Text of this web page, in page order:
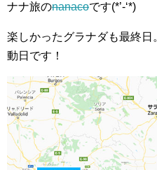
ナナ旅のnanacoです(*’-‘*)
楽しかったグラナダも最終
動日です！